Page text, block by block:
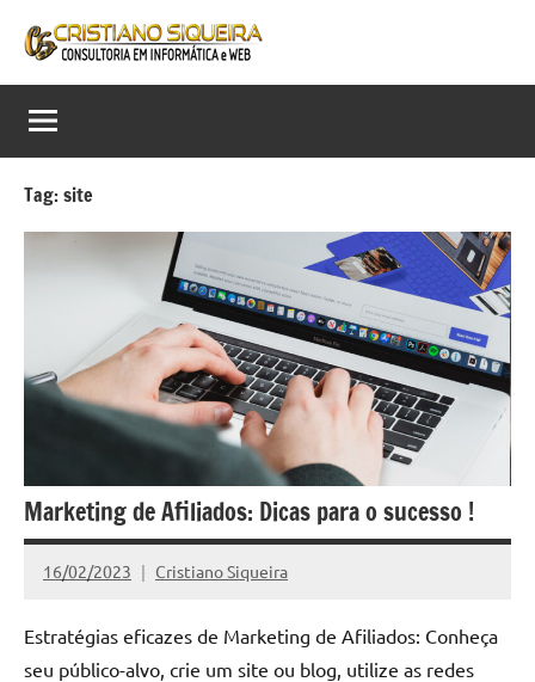
para
o
conteúdo
Cristiano
Siqueira
Consultoria
em
Informática
Web
Informática,
Web
e
Tag:site
Marketing de Afiliados: Dicas para o sucesso !
16/02/2023 Cristiano Siqueira
Nenhum
Estratégias eficazes de Marketing de Afiliados: Conheça
seu público-alvo, crie um site ou blog, utilize as redes